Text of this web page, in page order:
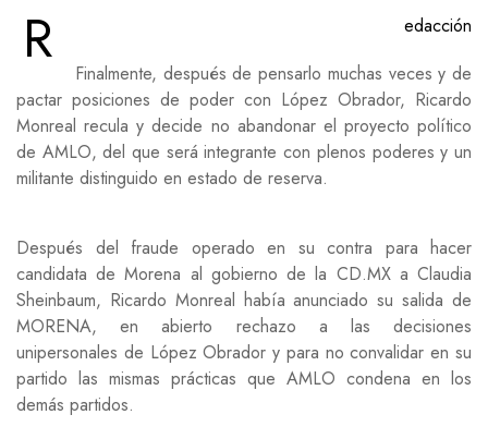
R
edacción
Finalmente, después de pensarlo muchas veces y de
pactar posiciones de poder con López Obrador, Ricardo
Monreal recula y decide no abandonar el proyecto político
de AMLO, del que será integrante con plenos poderes y un
militante distinguido en estado de reserva.
Después del fraude operado en su contra para hacer
candidata de Morena al gobierno de la CD.MX a Claudia
Sheinbaum, Ricardo Monreal había anunciado su salida de
MORENA, en abierto rechazo a las decisiones
unipersonales de López Obrador y para no convalidar en su
partido las mismas prácticas que AMLO condena en los
demás partidos.